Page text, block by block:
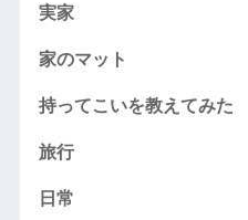
実家
家のマット
持ってこいを教えてみた
旅行
日常